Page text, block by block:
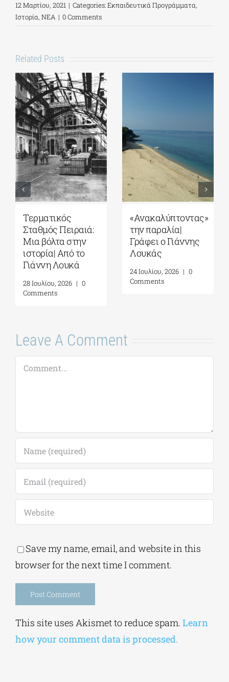
12 Μαρτίου, 2021 | Categories:Εκπαιδευτικά Προγράμματα,
Ιστορία, ΝΕΑ | 0 Comments
Related Posts
«Ανακαλύπτοντας»
την παραλία|
Γράφει ο Γιάννης
Λουκάς
24 Ιουλίου, 2026
Comments
Σπέτσες: Εκεί
όπου η Ιστορία
παραμένει
ζωντανή| Γράφει
31 Ιουλίου, 2026
Leave A Comment
Comment
Save my name, email, and website in this
browser for the next time I comment.
This site uses Akismet to reduce spam. Learn
how your comment data is processed.